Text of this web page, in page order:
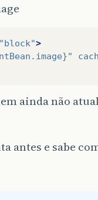
"block">
ainda não
antes e sabe